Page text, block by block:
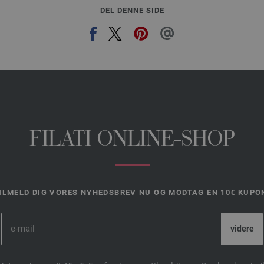
DEL DENNE SIDE
FILATI ONLINE-SHOP
DIG VORES NYHEDSBREV NU OG MODTAG EN 10€